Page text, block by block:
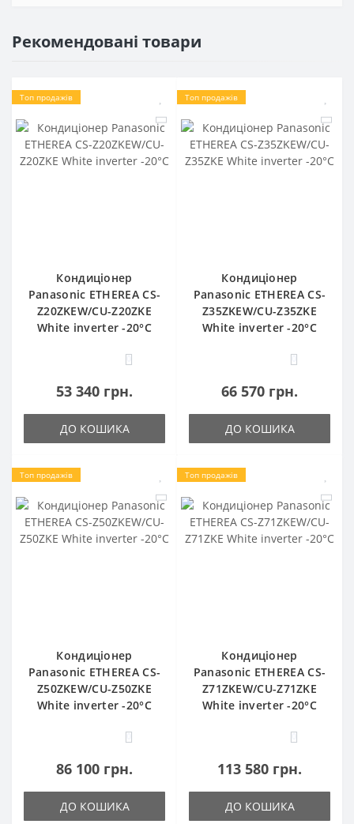
Рекомендовані товари
Топ продажів
Кондиціонер
Panasonic ETHEREA CS-
Z20ZKEW/CU-Z20ZKE
White inverter -20°C
0
53 340 грн.
ДО КОШИКА
Топ продажів
Кондиціонер
Panasonic ETHEREA CS-
Z35ZKEW/CU-Z35ZKE
White inverter -20°C
0
66 570 грн.
ДО КОШИКА
Топ продажів
Кондиціонер
Panasonic ETHEREA CS-
Z50ZKEW/CU-Z50ZKE
White inverter -20°C
0
86 100 грн.
ДО КОШИКА
Топ продажів
Кондиціонер
Panasonic ETHEREA CS-
Z71ZKEW/CU-Z71ZKE
White inverter -20°C
0
113 580 грн.
ДО КОШИКА